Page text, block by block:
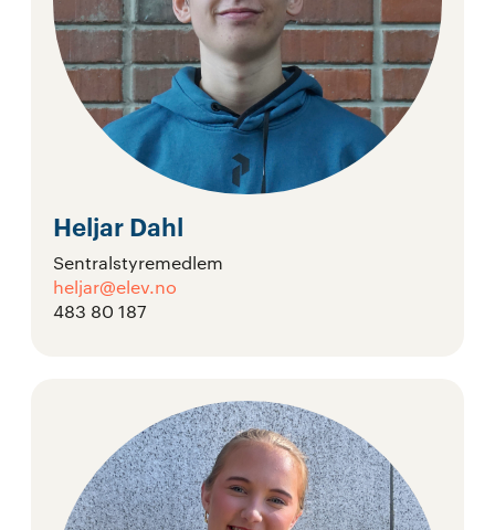
Heljar Dahl
Sentralstyremedlem
heljar@elev.no
483 80 187